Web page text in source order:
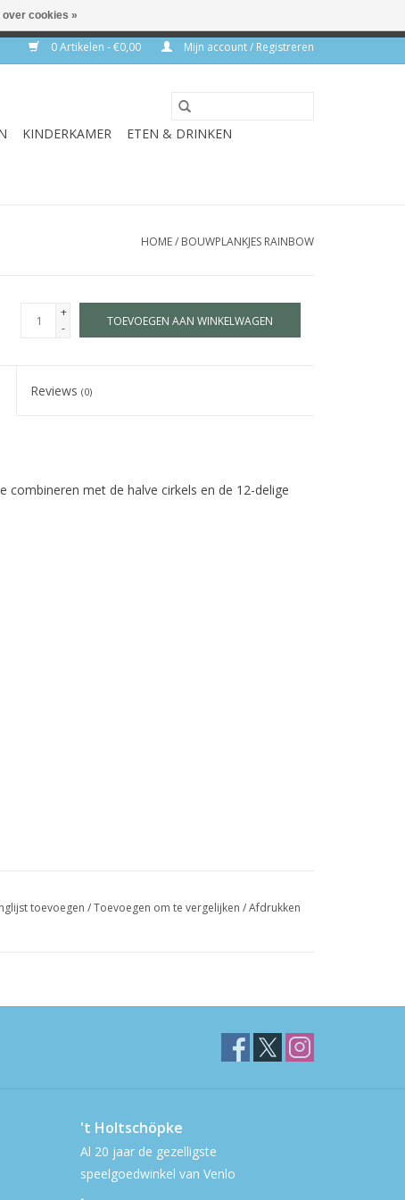
0 Artikelen - €0,00 Mijn account / Registreren
KINDERKAMER
ETEN & DRINKEN
HOME/ BOUWPLANKJES RAINBOW
+
-
TOEVOEGEN AAN WINKELWAGEN
Reviews(0)
met de halve cirkels en de 12-delige
toevoegen /Toevoegen om te vergelijken /Afdrukken
't Holtschöpke
Al 20 jaar de gezelligste
speelgoedwinkel van Venlo
over cookies »